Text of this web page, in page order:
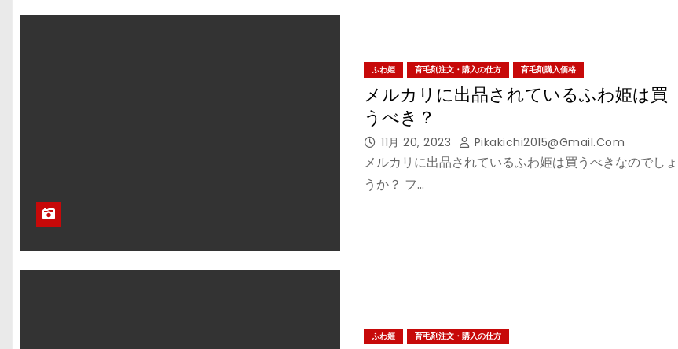
ふわ姫 育毛剤注文・購入の仕方 育毛剤購入価格
メルカリに出品されているふわ姫は買
うべき？
11月 20, 2023 Pikakichi2015@gmail.com
メルカリに出品されているふわ姫は買うべきなのでしょ
うか？ フ…
ふわ姫 育毛剤注文・購入の仕方